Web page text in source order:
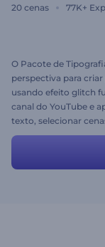
20 cenas 77K+
O Pacote de
perspectiva para
usando efeito glitch
canal do YouTube e
texto, selecionar
favorita. Obtenha o